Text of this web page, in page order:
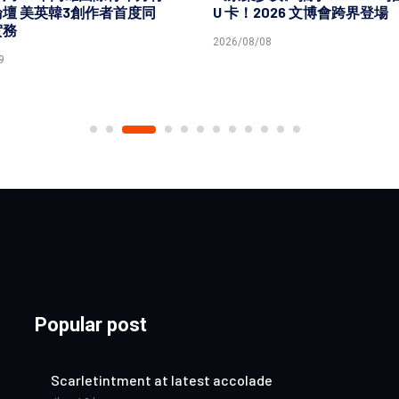
美英韓3創作者首度同
U 卡！2026 文博會跨界登場
2026/08/08
Popular post
Scarletintment at latest accolade